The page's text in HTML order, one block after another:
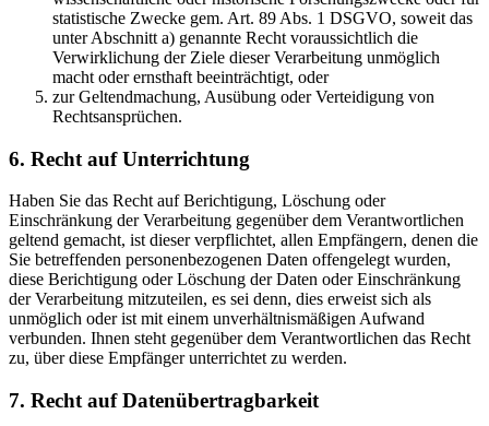
statistische Zwecke gem. Art. 89 Abs. 1 DSGVO, soweit das
unter Abschnitt a) genannte Recht voraussichtlich die
Verwirklichung der Ziele dieser Verarbeitung unmöglich
macht oder ernsthaft beeinträchtigt, oder
zur Geltendmachung, Ausübung oder Verteidigung von
Rechtsansprüchen.
6. Recht auf Unterrichtung
Haben Sie das Recht auf Berichtigung, Löschung oder
Einschränkung der Verarbeitung gegenüber dem Verantwortlichen
geltend gemacht, ist dieser verpflichtet, allen Empfängern, denen die
Sie betreffenden personenbezogenen Daten offengelegt wurden,
diese Berichtigung oder Löschung der Daten oder Einschränkung
der Verarbeitung mitzuteilen, es sei denn, dies erweist sich als
unmöglich oder ist mit einem unverhältnismäßigen Aufwand
verbunden. Ihnen steht gegenüber dem Verantwortlichen das Recht
zu, über diese Empfänger unterrichtet zu werden.
7. Recht auf Datenübertragbarkeit